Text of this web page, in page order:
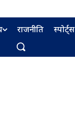
राजनीति स्पोर्ट्स